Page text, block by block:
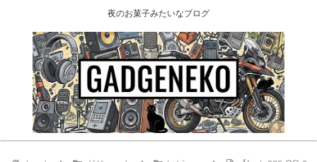
夜のお菓子みたいなブログ